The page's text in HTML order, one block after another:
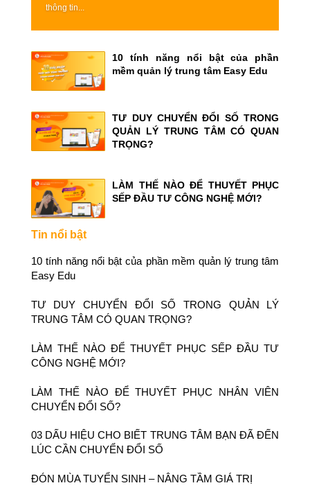
thông tin...
10 tính năng nổi bật của phần
mềm quản lý trung tâm Easy Edu
TƯ DUY CHUYỂN ĐỔI SỐ TRONG
QUẢN LÝ TRUNG TÂM CÓ QUAN
TRỌNG?
LÀM THẾ NÀO ĐỂ THUYẾT PHỤC
SẾP ĐẦU TƯ CÔNG NGHỆ MỚI?
Tin nổi bật
10 tính năng nổi bật của phần mềm quản lý trung tâm
Easy Edu
TƯ DUY CHUYỂN ĐỔI SỐ TRONG QUẢN LÝ
TRUNG TÂM CÓ QUAN TRỌNG?
LÀM THẾ NÀO ĐỂ THUYẾT PHỤC SẾP ĐẦU TƯ
CÔNG NGHỆ MỚI?
LÀM THẾ NÀO ĐỂ THUYẾT PHỤC NHÂN VIÊN
CHUYỂN ĐỔI SỐ?
03 DẤU HIỆU CHO BIẾT TRUNG TÂM BẠN ĐÃ ĐẾN
LÚC CẦN CHUYỂN ĐỔI SỐ
ĐÓN MÙA TUYỂN SINH – NÂNG TẦM GIÁ TRỊ